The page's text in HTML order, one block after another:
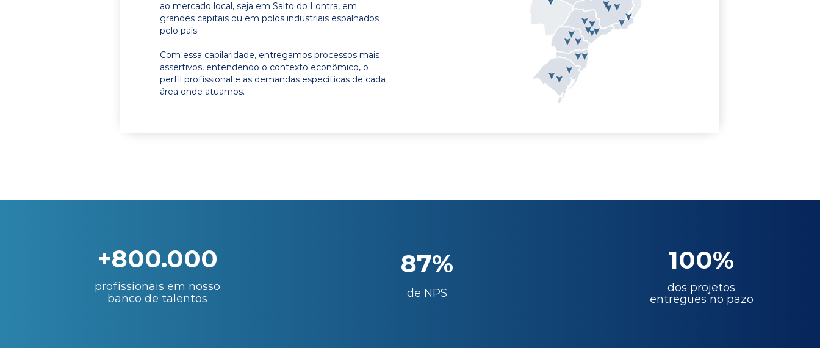
ao mercado local, seja em Salto do Lontra, em
grandes capitais ou em polos industriais espalhados
pelo país.
Com essa capilaridade, entregamos processos mais
assertivos, entendendo o contexto econômico, o
perfil profissional e as demandas específicas de cada
área onde atuamos.
+800.000
profissionais em nosso
banco de talentos
87%
de NPS
100%
dos projetos
entregues no pazo